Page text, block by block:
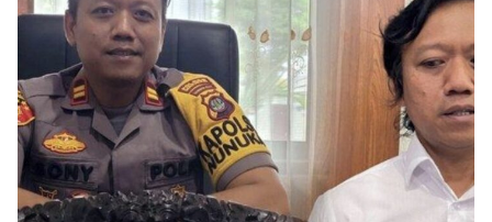
Copyright
Lensa
Merdeka